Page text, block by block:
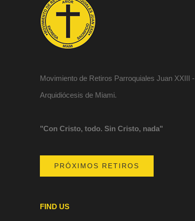
Movimiento de Retiros Parroquiales Juan XXIII -
Arquidiócesis de Miami.
"Con Cristo, todo. Sin Cristo, nada"
PRÓXIMOS RETIROS
FIND US